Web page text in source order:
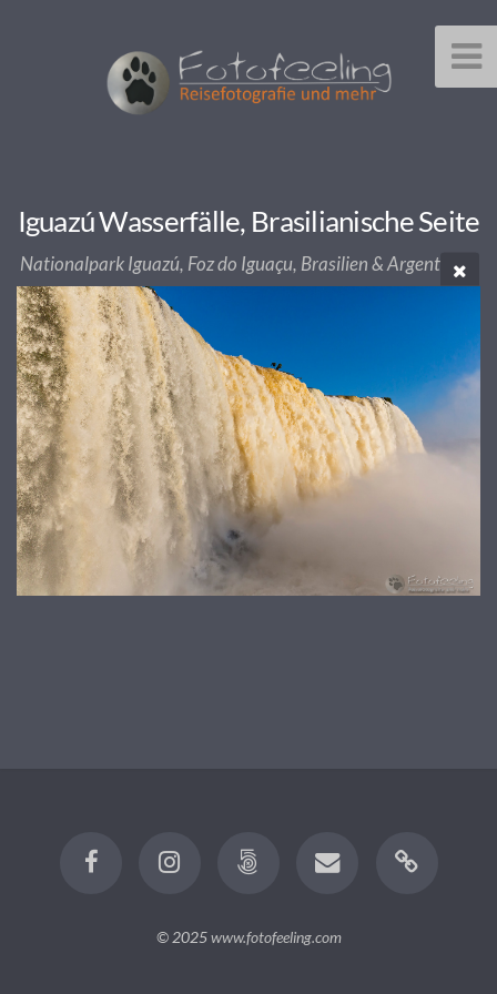
Iguazú Wasserfälle, Brasilianische Seite
Nationalpark Iguazú, Foz do Iguaçu, Brasilien & Argentinien
© 2025www.fotofeeling.com